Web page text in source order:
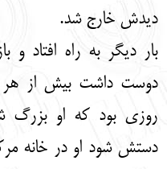
دیدش خارج شد.
بار دیگر به راه افتاد
دوست داشت بیش از هر
روزی بود که او
دستش شود او در خانه